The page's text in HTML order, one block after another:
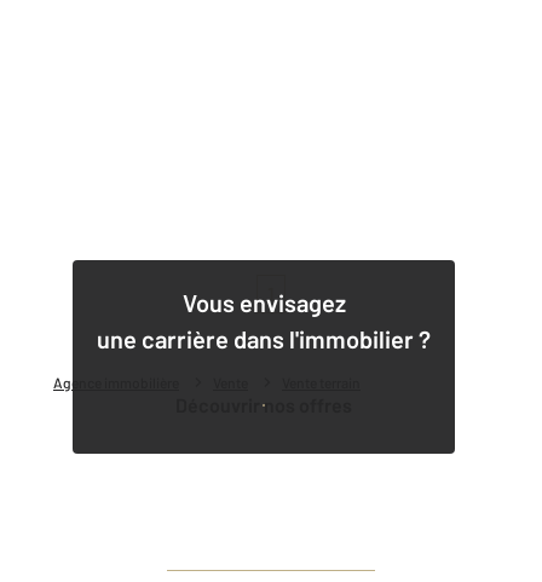
Agence immobilière
Vous envisagez
une carrière dans l'immobilier ?
Découvrir nos offres